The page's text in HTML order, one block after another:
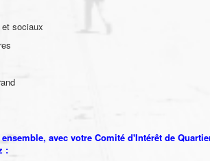
sociaux
avec votre Comité d'Intérêt de
: